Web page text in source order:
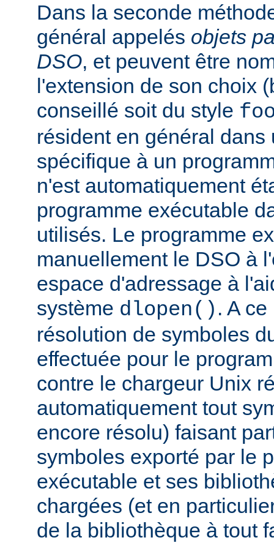
Dans la seconde
général appelés objets
DSO, et peuvent être
l'extension de son choix
conseillé soit du style
résident en général dans
spécifique à un
n'est automatiquement
programme exécutable
utilisés. Le programme
manuellement le DSO à
espace d'adressage à
système dlopen() . A
résolution de symboles
effectuée pour le
contre le chargeur Unix
automatiquement tout
encore résolu) faisant
symboles exporté par le
exécutable et ses
chargées (et en
de la bibliothèque à tout